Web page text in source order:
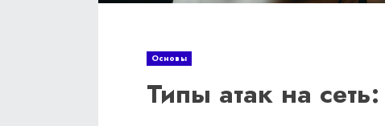
Основы
Типы атак на